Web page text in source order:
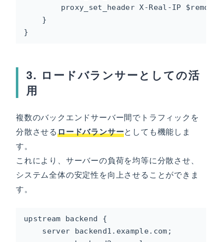
proxy_set_header X-Real-IP
    }
}
3. ロードバランサーとしての活
用
複数のバックエンドサーバー間でトラフィックを
分散させるロードバランサーとしても機能しま
す。
これにより、サーバーの負荷を均等に分散させ、
システム全体の安定性を向上させることができま
す。
upstream backend {
    server backend1.example.com;